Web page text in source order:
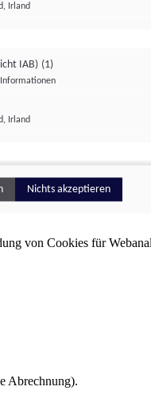
von Cookies für
Abrechnung).
Irland
IAB) (1)
Irland
Nichts akzeptieren